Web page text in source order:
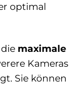
optimal
maximale
Kameras
Sie können